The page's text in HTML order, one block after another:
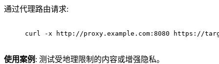
通过代理路由请求:
curl -x http://proxy.example.com:8080 https://
使用案例 : 测试受地理限制的内容或增强隐私。